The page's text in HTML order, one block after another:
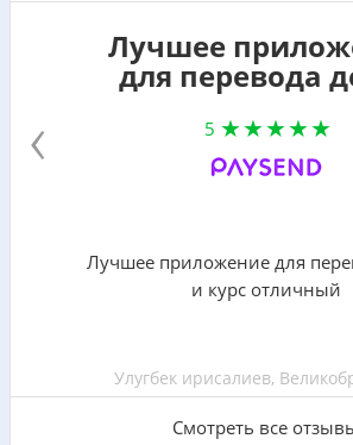
Лучшее
для перевода
5
Лучшее приложение для
и курс отличный
Улугбек ирисалиев,
Смотреть все
‹